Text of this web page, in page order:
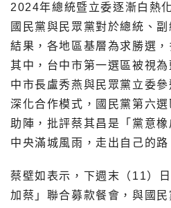
2024年總統暨立委逐漸白熱
國民黨與民眾黨對於總統、
結果，各地區基層為求勝選，
其中，台中市第一選區被視
中市長盧秀燕與民眾黨立委參
深化合作模式，國民黨第六
助陣，批評蔡其昌是「黨意
中央滿城風雨，走出自己的路
蔡壁如表示，下週末（ 11）
加蔡」聯合募款餐會，與國